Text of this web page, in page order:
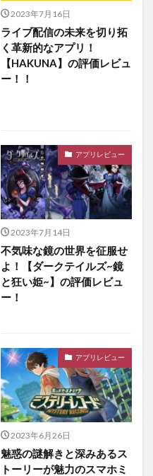
2023年7月16日
ライブ配信の未来を切り拓
く革新的なアプリ！
【HAKUNA】の評価レビュ
ー！！
アプリレビュー
2023年7月14日
不気味な鏡の世界を征服せ
よ！【ダークテイルズ~鏡
と狂い姫~】の評価レビュ
ー！
アプリレビュー
2023年6月26日
魅惑の謎解きと深みあるス
トーリーが魅力のスマホミ